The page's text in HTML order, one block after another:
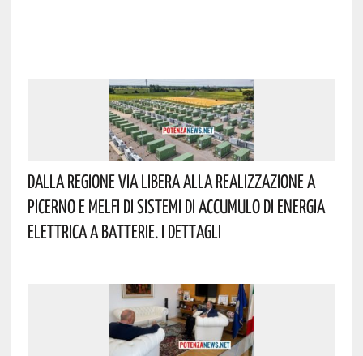
Dalla Regione Via Libera Alla Realizzazione A
Picerno E Melfi Di Sistemi Di Accumulo Di Energia
Elettrica A Batterie. I Dettagli